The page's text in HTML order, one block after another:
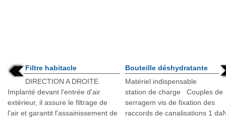
Filtre habitacle
DIRECTION A DROITE
Implanté devant l'entrée d'air
extérieur, il assure le filtrage de
l'air et garantit l'assainissement de
Bouteille déshydratante
Matériel indispensable
station de charge Couples de
serragem vis de fixation des
raccords de canalisations 1